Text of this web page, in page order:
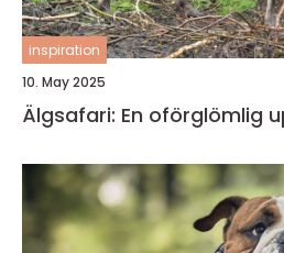
inspiration
10. May 2025
Älgsafari: En oförglömlig